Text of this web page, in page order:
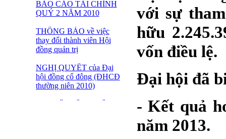
BÁO CÁO TÀI CHÍNH
QUÝ 2 NĂM 2010
THÔNG BÁO về việc
thay đổi thành viên Hội
đồng quản trị
NGHỊ QUYẾT của Đại
hội đồng cổ đông (ĐHCĐ
thường niên 2010)
với sự
hữu
vốn điều lệ.
Đại hội đã
- Kết quả
năm 2013.